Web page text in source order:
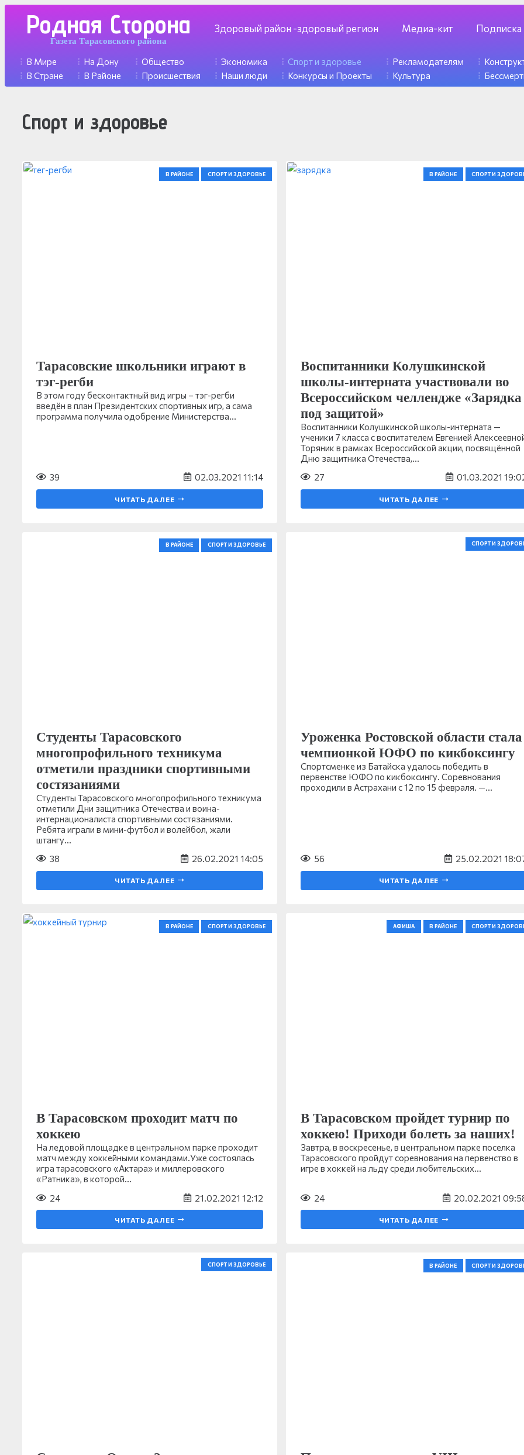
Родная Сторона
Газета Тарасовского района
Здоровый район -здоровый регион Медиа-кит Подписка
В Мире
В Стране
На Дону
В Районе
Общество
Происшествия
Экономика
Наши люди
Спорт и здоровье
Конкурсы и Проекты
Рекламодателям
Культура
Спорт и здоровье
В РАЙОНЕ СПОРТ И ЗДОРОВЬЕ
Тарасовские школьники играют в
тэг-регби
В этом году бесконтактный вид игры – тэг-регби
введён в план Президентских спортивных игр, а сама
программа получила одобрение Министерства…
39 02.03.2021 11:14
ЧИТАТЬ ДАЛЕЕ
В РАЙОНЕ СПОРТ И
Воспитанники Колушкинской
школы-интерната участвовали во
Всероссийском челлендже «Зарядка
под защитой»
Воспитанники Колушкинской школы-интерната —
ученики 7 класса с воспитателем Евгенией
Торяник в рамках Всероссийской акции, посвящённой
Дню защитника Отечества,…
27
01.03.2021
ЧИТАТЬ ДАЛЕЕ
В РАЙОНЕ СПОРТ И ЗДОРОВЬЕ
Студенты Тарасовского
многопрофильного техникума
отметили праздники спортивными
состязаниями
Студенты Тарасовского многопрофильного техникума
отметили Дни защитника Отечества и воина-
интернационалиста спортивными состязаниями.
Ребята играли в мини-футбол и волейбол, жали
штангу…
38
26.02.2021 14:05
ЧИТАТЬ ДАЛЕЕ
СПОРТ И
Уроженка Ростовской области стала
чемпионкой ЮФО по кикбоксингу
Спортсменке из Батайска удалось победить в
первенстве ЮФО по кикбоксингу. Соревнования
проходили в Астрахани с 12 по 15 февраля. —…
56 25.02.2021
ЧИТАТЬ ДАЛЕЕ
В РАЙОНЕ СПОРТ И ЗДОРОВЬЕ
В Тарасовском проходит матч по
хоккею
На ледовой площадке в центральном парке проходит
матч между хоккейными командами.Уже состоялась
игра тарасовского «Актара» и миллеровского
«Ратника», в которой…
24
21.02.2021 12:12
ЧИТАТЬ ДАЛЕЕ
АФИША В РАЙОНЕ СПОРТ И
В Тарасовском пройдет турнир по
хоккею! Приходи болеть за наших!
Завтра, в воскресенье, в центральном парке поселка
Тарасовского пройдут соревнования на первенство в
игре в хоккей на льду среди любительских…
24 20.02.2021
ЧИТАТЬ ДАЛЕЕ
СПОРТ И ЗДОРОВЬЕ В РАЙОНЕ СПОРТ И